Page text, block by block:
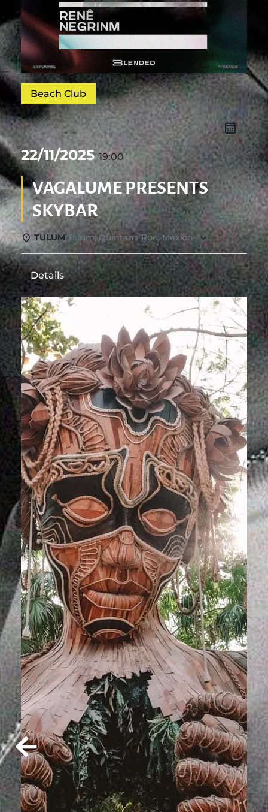
Beach Club
22/11/202519:00
VAGALUME PRESENTS
SKYBAR
TULUM Tulum, Quintana Roo, México
Details